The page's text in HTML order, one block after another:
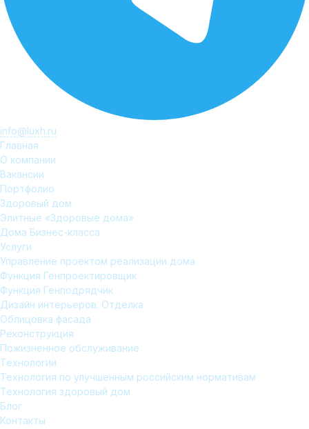
info@luxh.ru
Главная
О компании
Вакансии
Портфолио
Здоровый дом
Элитные «Здоровые дома»
Дома Бизнес-класса
Услуги
Управление проектом реализации дома
Функция Генпроектировщик
Функция Генподрядчик
Дизайн интерьеров. Отделка
Облицовка фасада
Реконструкция
Пожизненное обслуживание
Технологии
Технология по улучшенным российским нормативам
Технология здоровый дом
Блог
Контакты